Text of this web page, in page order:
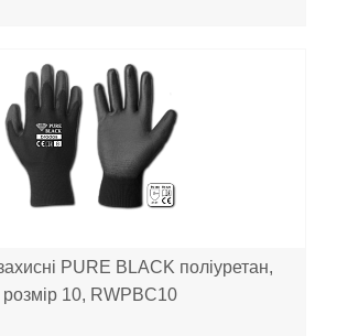
PURE BLACK поліуретан,
розмір 10, RWPBC10